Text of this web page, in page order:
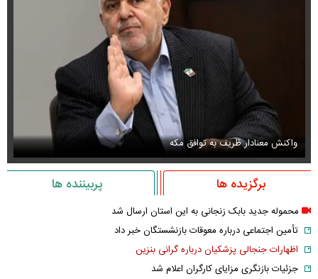
واکنش معنادار ظریف به توافق مکه
برگزیده ها پربیننده ها
محموله جدید بابک زنجانی به این استان ارسال شد
تأمین اجتماعی درباره معوقات بازنشستگان خبر داد
اظهارات جنجالی پزشکیان درباره گرانی بنزین
جزئیات بازنگری مزایای کارگران اعلام شد